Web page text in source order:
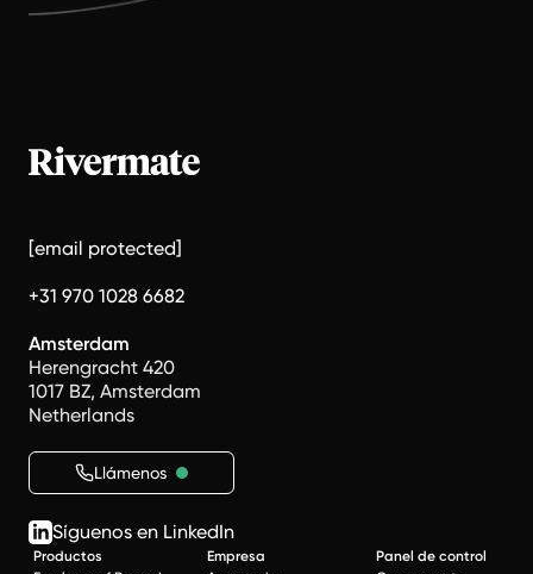
[email protected]
+31 970 1028 6682
Amsterdam
Herengracht 420
1017 BZ, Amsterdam
Netherlands
Llámenos
Síguenos en LinkedIn
Productos
Empresa
Panel de control